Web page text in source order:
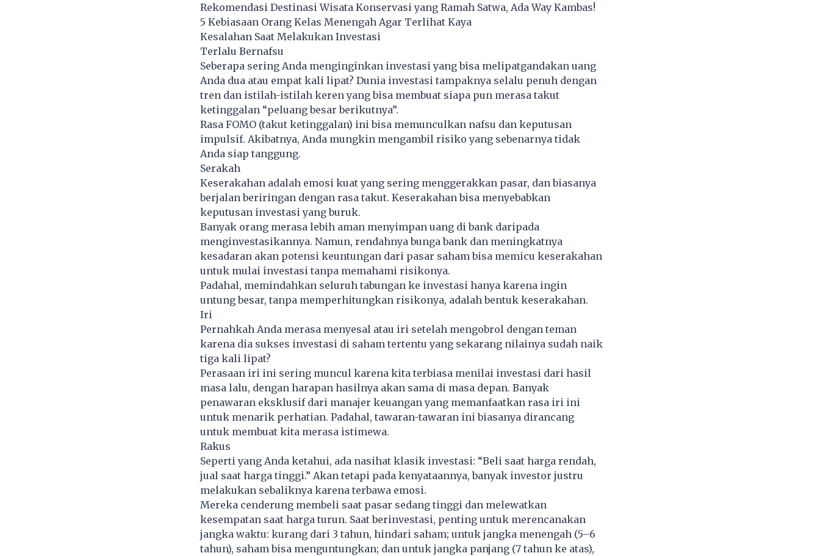
Rekomendasi Destinasi Wisata Konservasi yang Ramah Satwa, Ada Way Kambas!
5 Kebiasaan Orang Kelas Menengah Agar Terlihat Kaya
Kesalahan Saat Melakukan Investasi
Terlalu Bernafsu
Seberapa sering Anda menginginkan investasi yang bisa melipatgandakan uang
Anda dua atau empat kali lipat? Dunia investasi tampaknya selalu penuh dengan
tren dan istilah-istilah keren yang bisa membuat siapa pun merasa takut
ketinggalan “peluang besar berikutnya”.
Rasa FOMO (takut ketinggalan) ini bisa memunculkan nafsu dan keputusan
impulsif. Akibatnya, Anda mungkin mengambil risiko yang sebenarnya tidak
Anda siap tanggung.
Serakah
Keserakahan adalah emosi kuat yang sering menggerakkan pasar, dan biasanya
berjalan beriringan dengan rasa takut. Keserakahan bisa menyebabkan
keputusan investasi yang buruk.
Banyak orang merasa lebih aman menyimpan uang di bank daripada
menginvestasikannya. Namun, rendahnya bunga bank dan meningkatnya
kesadaran akan potensi keuntungan dari pasar saham bisa memicu keserakahan
untuk mulai investasi tanpa memahami risikonya.
Padahal, memindahkan seluruh tabungan ke investasi hanya karena ingin
untung besar, tanpa memperhitungkan risikonya, adalah bentuk keserakahan.
Iri
Pernahkah Anda merasa menyesal atau iri setelah mengobrol dengan teman
karena dia sukses investasi di saham tertentu yang sekarang nilainya sudah naik
tiga kali lipat?
Perasaan iri ini sering muncul karena kita terbiasa menilai investasi dari hasil
masa lalu, dengan harapan hasilnya akan sama di masa depan. Banyak
penawaran eksklusif dari manajer keuangan yang memanfaatkan rasa iri ini
untuk menarik perhatian. Padahal, tawaran-tawaran ini biasanya dirancang
untuk membuat kita merasa istimewa.
Rakus
Seperti yang Anda ketahui, ada nasihat klasik investasi: “Beli saat harga rendah,
jual saat harga tinggi.” Akan tetapi pada kenyataannya, banyak investor justru
melakukan sebaliknya karena terbawa emosi.
Mereka cenderung membeli saat pasar sedang tinggi dan melewatkan
kesempatan saat harga turun. Saat berinvestasi, penting untuk merencanakan
jangka waktu: kurang dari 3 tahun, hindari saham; untuk jangka menengah (5–6
tahun), saham bisa menguntungkan; dan untuk jangka panjang (7 tahun ke atas),